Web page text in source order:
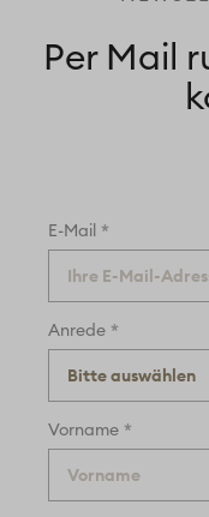
Per Mail
E-Mail *
Anrede *
Vorname *